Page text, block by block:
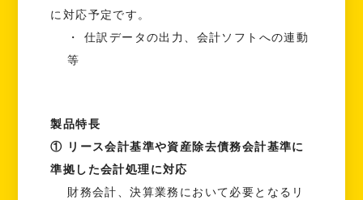
に対応予定です。
・ 仕訳データの出力、会計ソフトへの連動
等
製品特長
① リース会計基準や資産除去債務会計基準に
準拠した会計処理に対応
財務会計、決算業務において必要となるリ